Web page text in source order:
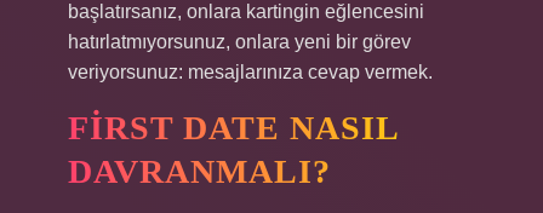
başlatırsanız, onlara kartingin eğlencesini
hatırlatmıyorsunuz, onlara yeni bir görev
veriyorsunuz: mesajlarınıza cevap vermek.
FIRST DATE NASIL
DAVRANMALI?